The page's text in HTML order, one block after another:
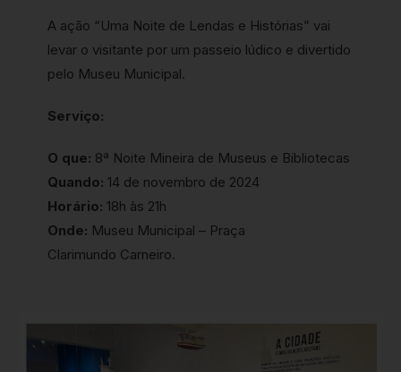
A ação “Uma Noite de Lendas e Histórias” vai
levar o visitante por um passeio lúdico e divertido
pelo Museu Municipal.
Serviço:
O que: 8ª Noite Mineira de Museus e Bibliotecas
Quando: 14 de novembro de 2024
Horário: 18h às 21h
Onde: Museu Municipal – Praça
Clarimundo Carneiro.